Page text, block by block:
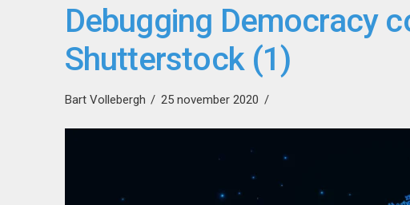
Debugging Democracy
Shutterstock (1)
Bart Vollebergh 25 november 2020